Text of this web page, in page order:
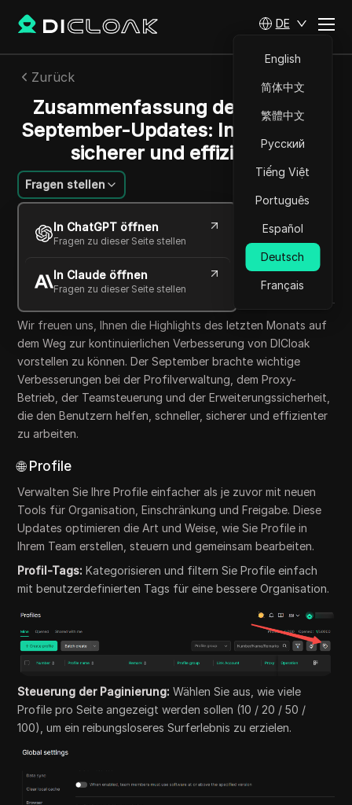
DE
English
简体中文
繁體中文
Русский
Tiếng Việt
Português
Español
Deutsch
Français
Zurück
Zusammenfassung des DICloak
September-Updates: Intelligenter,
sicherer und effizienter
Fragen stellen
In ChatGPT öffnen
Fragen zu dieser Seite stellen
In Claude öffnen
Fragen zu dieser Seite stellen
Alexey Sorokin
09 Okt. 2025 2 min lesen
Copy Link
Wir freuen uns, Ihnen die Highlights des letzten Monats auf
dem Weg zur kontinuierlichen Verbesserung von DICloak
vorstellen zu können. Der September brachte wichtige
Verbesserungen bei der Profilverwaltung, dem Proxy-
Betrieb, der Teamsteuerung und der Erweiterungssicherheit,
die den Benutzern helfen, schneller, sicherer und effizienter
zu arbeiten.
🌐 Profile
Verwalten Sie Ihre Profile einfacher als je zuvor mit neuen
Tools für Organisation, Einschränkung und Freigabe. Diese
Updates optimieren die Art und Weise, wie Sie Profile in
Ihrem Team erstellen, steuern und gemeinsam bearbeiten.
Profil-Tags: Kategorisieren und filtern Sie Profile einfach
mit benutzerdefinierten Tags für eine bessere Organisation.
Steuerung der Paginierung: Wählen Sie aus, wie viele
Profile pro Seite angezeigt werden sollen (10 / 20 / 50 /
100), um ein reibungsloseres Surferlebnis zu erzielen.